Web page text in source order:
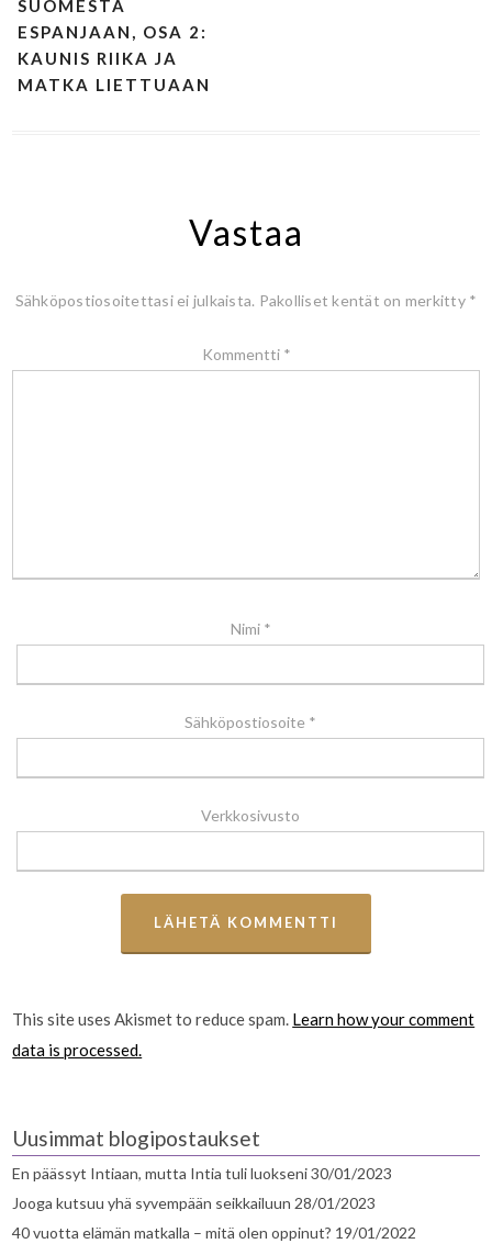
SUOMESTA
ESPANJAAN, OSA 2:
KAUNIS RIIKA JA
MATKA LIETTUAAN
Vastaa
Sähköpostiosoitettasi ei julkaista. Pakolliset kentät on merkitty *
Kommentti *
Nimi *
Sähköpostiosoite *
Verkkosivusto
This site uses Akismet to reduce spam. Learn how your comment
data is processed.
Uusimmat blogipostaukset
En päässyt Intiaan, mutta Intia tuli luokseni30/01/2023
Jooga kutsuu yhä syvempään seikkailuun 28/01/2023
40 vuotta elämän matkalla – mitä olen oppinut? 19/01/2022